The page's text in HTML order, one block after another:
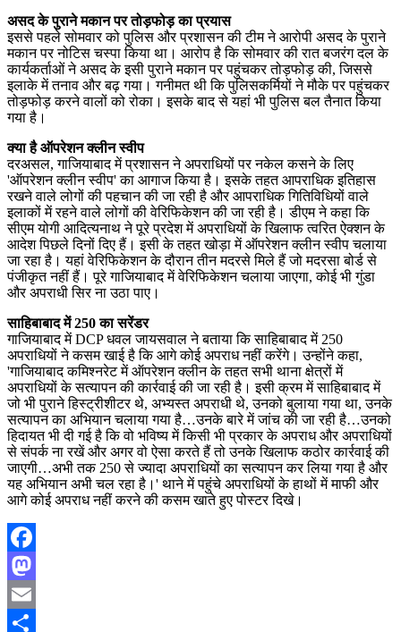
असद के पुराने मकान पर तोड़फोड़ का प्रयास
इससे पहले सोमवार को पुलिस और प्रशासन की टीम ने आरोपी असद के पुराने
मकान पर नोटिस चस्पा किया था। आरोप है कि सोमवार की रात बजरंग दल के
कार्यकर्ताओं ने असद के इसी पुराने मकान पर पहुंचकर तोड़फोड़ की, जिससे
इलाके में तनाव और बढ़ गया। गनीमत थी कि पुलिसकर्मियों ने मौके पर पहुंचकर
तोड़फोड़ करने वालों को रोका। इसके बाद से यहां भी पुलिस बल तैनात किया
गया है।
क्या है ऑपरेशन क्लीन स्वीप
दरअसल, गाजियाबाद में प्रशासन ने अपराधियों पर नकेल कसने के लिए
'ऑपरेशन क्लीन स्वीप' का आगाज किया है। इसके तहत आपराधिक इतिहास
रखने वाले लोगों की पहचान की जा रही है और आपराधिक गितिविधियों वाले
इलाकों में रहने वाले लोगों की वेरिफिकेशन की जा रही है। डीएम ने कहा कि
सीएम योगी आदित्यनाथ ने पूरे प्रदेश में अपराधियों के खिलाफ त्वरित ऐक्शन के
आदेश पिछले दिनों दिए हैं। इसी के तहत खोड़ा में ऑपरेशन क्लीन स्वीप चलाया
जा रहा है। यहां वेरिफिकेशन के दौरान तीन मदरसे मिले हैं जो मदरसा बोर्ड से
पंजीकृत नहीं हैं। पूरे गाजियाबाद में वेरिफिकेशन चलाया जाएगा, कोई भी गुंडा
और अपराधी सिर ना उठा पाए।
साहिबाबाद में 250 का सरेंडर
गाजियाबाद में DCP धवल जायसवाल ने बताया कि साहिबाबाद में 250
अपराधियों ने कसम खाई है कि आगे कोई अपराध नहीं करेंगे। उन्होंने कहा,
'गाजियाबाद कमिश्नरेट में ऑपरेशन क्लीन के तहत सभी थाना क्षेत्रों में
अपराधियों के सत्यापन की कार्रवाई की जा रही है। इसी क्रम में साहिबाबाद में
जो भी पुराने हिस्ट्रीशीटर थे, अभ्यस्त अपराधी थे, उनको बुलाया गया था, उनके
सत्यापन का अभियान चलाया गया है…उनके बारे में जांच की जा रही है…उनको
हिदायत भी दी गई है कि वो भविष्य में किसी भी प्रकार के अपराध और अपराधियों
से संपर्क ना रखें और अगर वो ऐसा करते हैं तो उनके खिलाफ कठोर कार्रवाई की
जाएगी…अभी तक 250 से ज्यादा अपराधियों का सत्यापन कर लिया गया है और
यह अभियान अभी चल रहा है।' थाने में पहुंचे अपराधियों के हाथों में माफी और
आगे कोई अपराध नहीं करने की कसम खाते हुए पोस्टर दिखे।
Facebook
Mastodon
Email